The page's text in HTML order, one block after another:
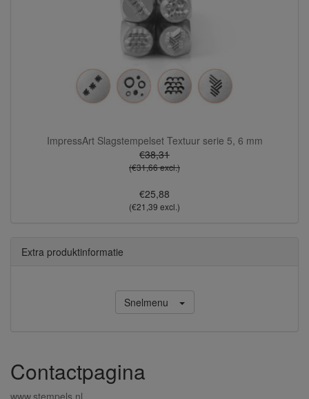
ImpressArt Slagstempelset Textuur serie 5, 6 mm
€38,31
(€31,66 excl.)
€25,88
(€21,39 excl.)
Extra produktinformatie
Snelmenu
Contactpagina